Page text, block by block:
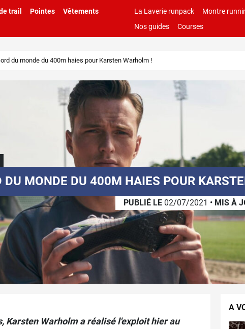
trail Pointes
Vêtements
La Laverie runpack Montre
Nos guides
Courses
du monde du 400m haies pour Karsten Warholm !
DU MONDE DU 400M HAIES POUR
PUBLIÉ LE 02/07/2021 • MIS À
Karsten Warholm a réalisé l'exploit hier au
A